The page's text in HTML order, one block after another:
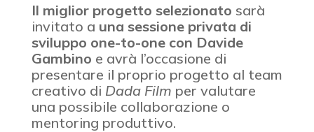
Il miglior progetto selezionato sarà
invitato a una sessione privata di
sviluppo one-to-one con Davide
Gambino e avrà l’occasione di
presentare il proprio progetto al team
creativo di Dada Film per valutare
una possibile collaborazione o
mentoring produttivo.